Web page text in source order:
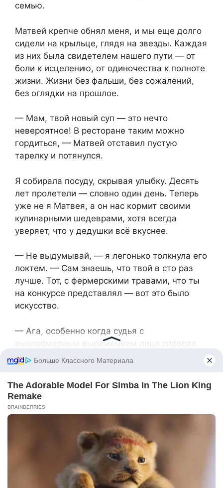
семью.
Матвей крепче обнял меня, и мы еще долго
сидели на крыльце, глядя на звезды. Каждая
из них была свидетелем нашего пути — от
боли к исцелению, от одиночества к полноте
жизни. Жизни без фальши, без сожалений,
без оглядки на прошлое.
— Мам, твой новый суп — это нечто
невероятное! В ресторане таким можно
гордиться, — Матвей отставил пустую
тарелку и потянулся.
Я собирала посуду, скрывая улыбку. Десять
лет пролетели — словно один день. Теперь
уже не я Матвея, а он нас кормит своими
кулинарными шедеврами, хотя всегда
уверяет, что у дедушки всё вкуснее.
— Не выдумывай, — я легонько толкнула его
локтем. — Сам знаешь, что твой в сто раз
лучше. Тот, с фермерскими травами, что ты
на конкурсе представлял — вот это было
искусство.
— Ага, особенно когда судья с
высокомерным выражением лица спросил
про рецепт, а я ответил: «Дед научил,
деревенский повар», — рассмеялся Матвей.
— У него чуть монокль не выпал.
Наш дом давно не тот, что прежде. Новая
кровля, веранда вдвое просторнее, свежая
краска на стенах, и всюду — горшки с
ароматными травами, которые я выращиваю
для своей маленькой фермы. Шитье ушло на
второй план.